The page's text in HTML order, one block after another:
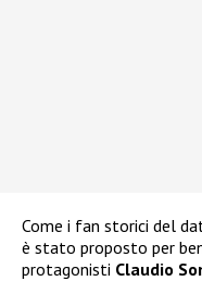
Come i fan storici del
è stato proposto per
protagonisti Claudio